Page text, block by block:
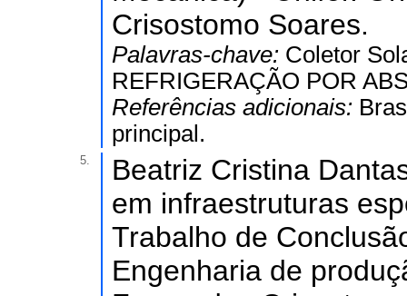
Crisostomo Soares.
Palavras-chave: Coletor
REFRIGERAÇÃO POR
Referências adicionais:
principal.
5.
Beatriz Cristina
em infraestruturas
Trabalho de
Engenharia de